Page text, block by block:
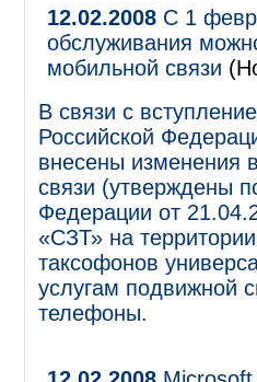
12.02.2008 С 1
обслуживания
мобильной связи
В связи с
Российской
внесены изменения
связи (утверждены
Федерации от
«СЗТ» на
таксофонов
услугам подвижной
телефоны.